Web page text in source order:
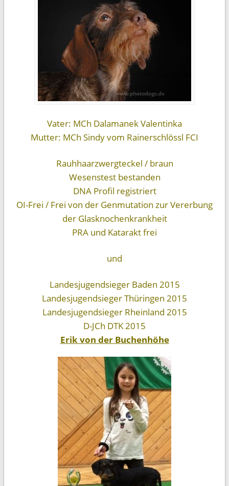
Vater: MCh Dalamanek Valentinka
Mutter: MCh Sindy vom Rainerschlössl FCI
Rauhhaarzwergteckel / braun
Wesenstest bestanden
DNA Profil registriert
OI-Frei / Frei von der Genmutation zur Vererbung
der Glasknochenkrankheit
PRA und Katarakt frei
und
Landesjugendsieger Baden 2015
Landesjugendsieger Thüringen 2015
Landesjugendsieger Rheinland 2015
D-JCh DTK 2015
Erik von der Buchenhöhe